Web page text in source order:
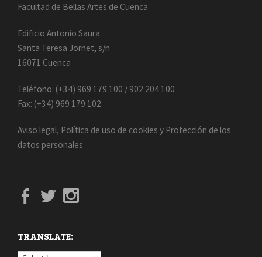
Facultad de Bellas Artes de Cuenca
Edificio Antonio Saura
Santa Teresa Jornet, s/n
16071 Cuenca
Teléfono: (+34) 969 179 100 / 902 204 100
Fax: (+34) 969 179 102
Aviso legal, Política de uso de cookies y Protección de los
datos personales
TRANSLATE: